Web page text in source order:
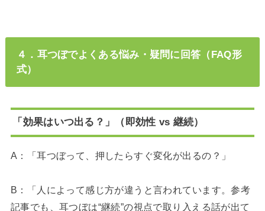
４．耳つぼでよくある悩み・疑問に回答（FAQ形
式）
「効果はいつ出る？」（即効性 vs 継続）
A：「耳つぼって、押したらすぐ変化が出るの？」
B：「人によって感じ方が違うと言われています。参考
記事でも、耳つぼは“継続”の視点で取り入える話が出て